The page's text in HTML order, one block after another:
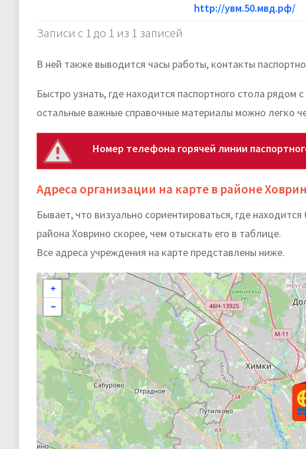
http://увм.50.мвд.рф/
Записи с 1 до 1 из 1 записей
В ней также выводится часы работы, контакты
Быстро узнать, где находится паспортного стола
остальные важные справочные материалы можно легко
Номер телефона горячей линии
Адреса организации на карте в районе
Бывает, что визуально сориентироваться, где
района Ховрино скорее, чем отыскать его в таблице.
Все адреса учреждения на карте представлены ниже.
+
−